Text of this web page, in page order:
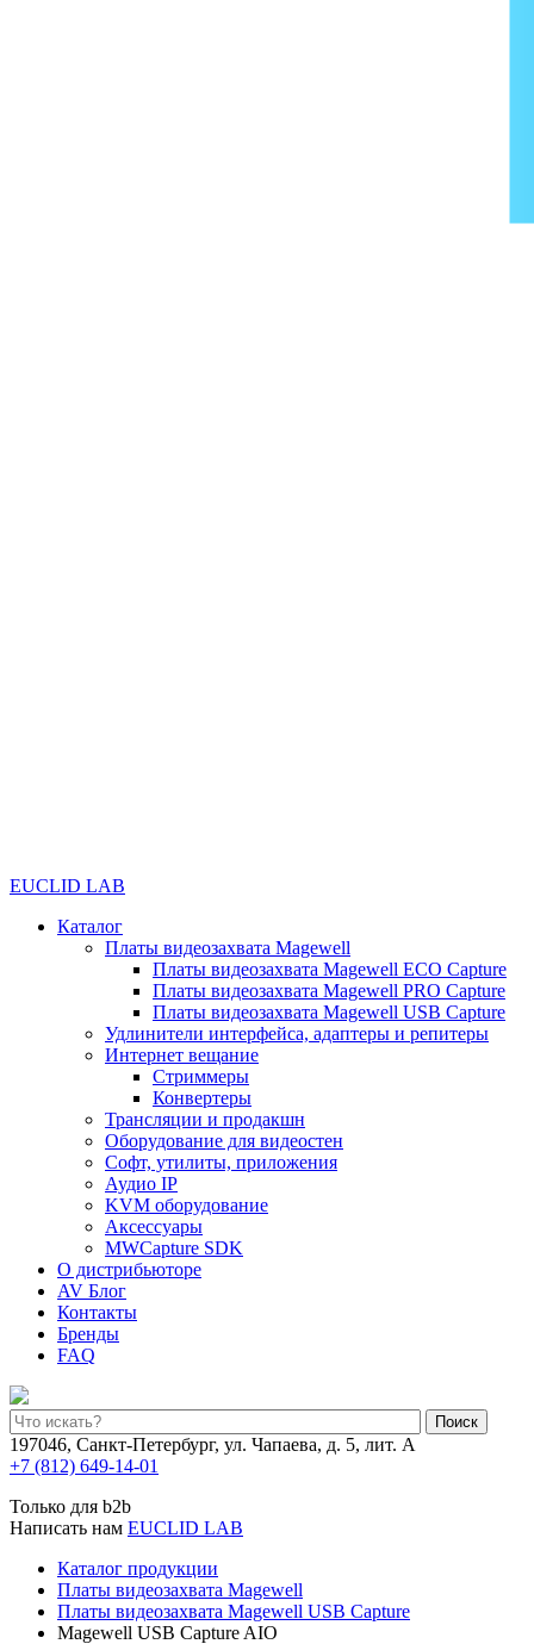
EUCLID LAB
Каталог
Платы видеозахвата Magewell
Платы видеозахвата Magewell ECO Capture
Платы видеозахвата Magewell PRO Capture
Платы видеозахвата Magewell USB Capture
Удлинители интерфейса, адаптеры и репитеры
Интернет вещание
Стриммеры
Конвертеры
Трансляции и продакшн
Оборудование для видеостен
Софт, утилиты, приложения
Аудио IP
KVM оборудование
Аксессуары
MWCapture SDK
О дистрибьюторе
AV Блог
Контакты
Бренды
FAQ
Поиск
197046, Санкт-Петербург, ул. Чапаева, д. 5, лит. А
+7 (812) 649-14-01
Только для b2b
Написать нам EUCLID LAB
Каталог продукции
Платы видеозахвата Magewell
Платы видеозахвата Magewell USB Capture
Magewell USB Capture AIO